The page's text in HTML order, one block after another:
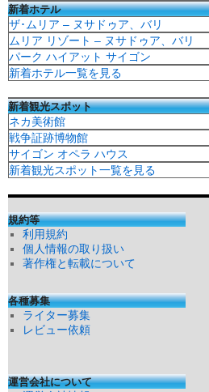
新着ホテル
ザ･ムリア – ヌサドゥア、バリ
ムリア リゾート – ヌサドゥア、バリ
パーク ハイアット サイゴン
新着ホテル一覧を見る
新着観光スポット
ネカ美術館
戦争証跡博物館
サイゴン オペラ ハウス
新着観光スポット一覧を見る
規約等
利用規約
個人情報の取り扱い
著作権と転載について
各種募集
ライター募集
レビュー依頼
運営会社について